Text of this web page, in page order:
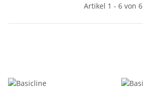
Artikel 1 - 6 von 6